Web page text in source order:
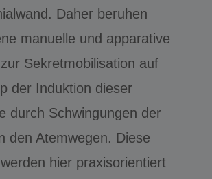
Daher beruhen
manuelle und apparative
Sekretmobilisation auf
der Induktion dieser
durch Schwingungen der
den Atemwegen. Diese
hier praxisorientiert